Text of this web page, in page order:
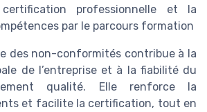
professionnelle et la
par le parcours formation
des non-conformités contribue à la
de l’entreprise et à la fiabilité du
qualité. Elle renforce la
et facilite la certification, tout en